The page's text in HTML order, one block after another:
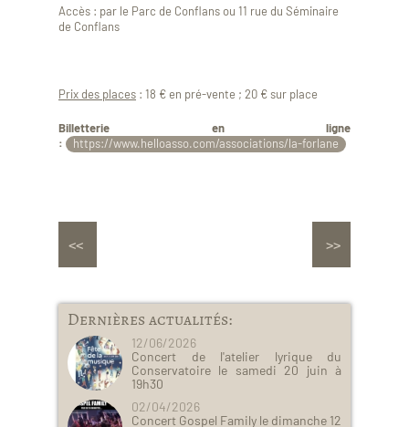
Accès : par le Parc de Conflans ou 11 rue du Séminaire
de Conflans
Prix des places : 18 € en pré-vente ; 20 € sur place
Billetterie en ligne
:
https://www.helloasso.com/associations/la-forlane
Dernières actualités:
12/06/2026
Concert de l'atelier lyrique du
Conservatoire le samedi 20 juin à
19h30
02/04/2026
Concert Gospel Family le dimanche 12